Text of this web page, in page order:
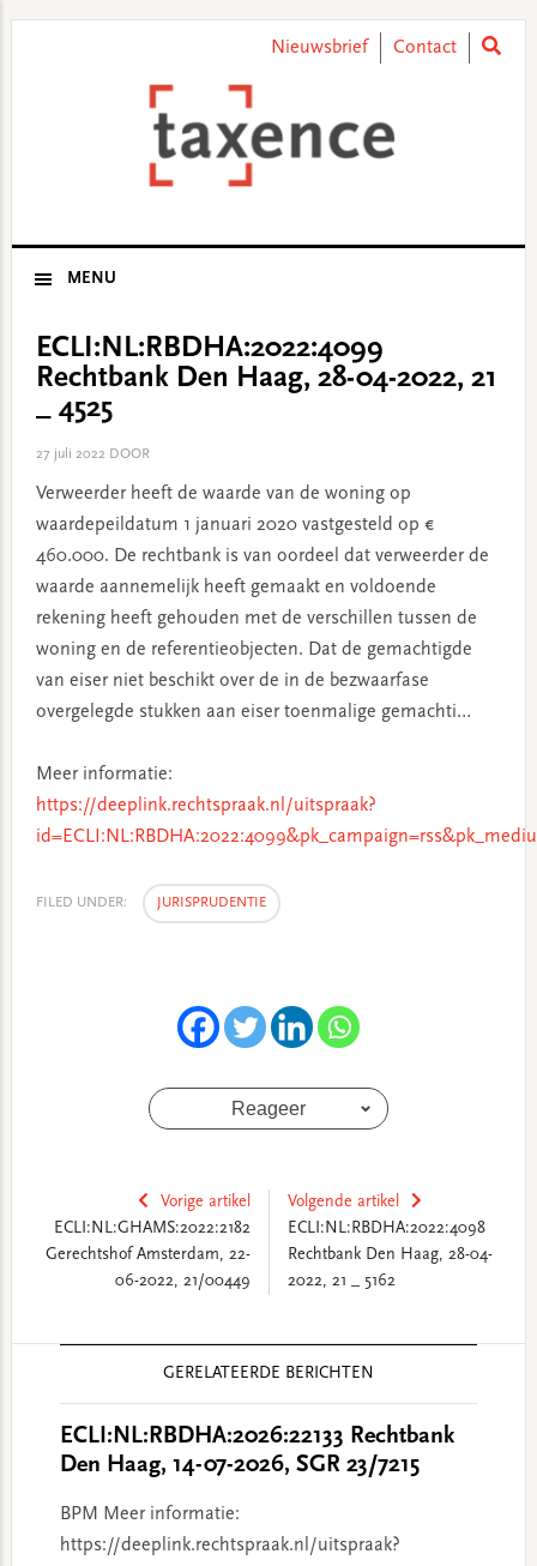
Nieuwsbrief Contact
MENU
ECLI:NL:RBDHA:2022:4099
Rechtbank Den Haag, 28-04-2022, 21
_ 4525
27 juli 2022DOOR
Verweerder heeft de waarde van de woning op
waardepeildatum 1 januari 2020 vastgesteld op €
460.000. De rechtbank is van oordeel dat verweerder de
waarde aannemelijk heeft gemaakt en voldoende
rekening heeft gehouden met de verschillen tussen de
woning en de referentieobjecten. Dat de gemachtigde
van eiser niet beschikt over de in de bezwaarfase
overgelegde stukken aan eiser toenmalige gemachti…
Meer informatie:
https://deeplink.rechtspraak.nl/uitspraak?
FILED UNDER: JURISPRUDENTIE
Reageer
Vorige artikel
ECLI:NL:GHAMS:2022:2182
Gerechtshof Amsterdam, 22-
06-2022, 21/00449
Volgende artikel
ECLI:NL:RBDHA:2022:4098
Rechtbank Den Haag, 28-04-
2022, 21 _ 5162
GERELATEERDE BERICHTEN
ECLI:NL:RBDHA:2026:22133 Rechtbank
Den Haag, 14-07-2026, SGR 23/7215
BPM Meer informatie:
https://deeplink.rechtspraak.nl/uitspraak?